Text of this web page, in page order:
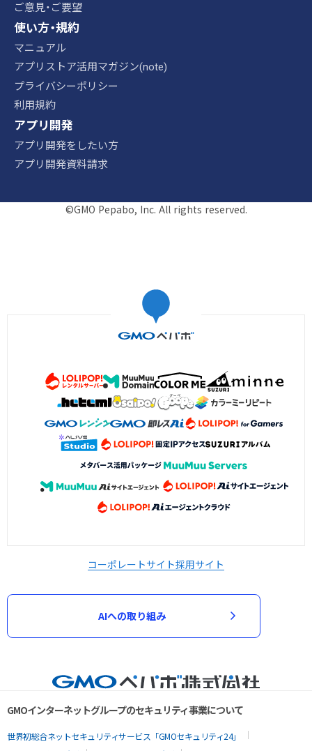
ご意見・ご要望
使い方・規約
マニュアル
アプリストア活用マガジン(note)
プライバシーポリシー
利用規約
アプリ開発
アプリ開発をしたい方
アプリ開発資料請求
©GMO Pepabo, Inc. All rights reserved.
コーポレートサイト採用サイト
AIへの取り組み
GMOインターネットグループのセキュリティ事業について
世界初総合ネットセキュリティサービス「GMOセキュリティ24」